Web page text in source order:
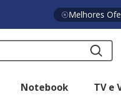
Melhores
Notebook TV e